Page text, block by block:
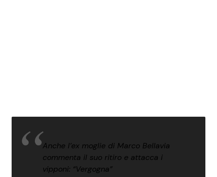
Anche l’ex moglie di Marco Bellavia
commenta il suo ritiro e attacca i
vipponi: “Vergogna”